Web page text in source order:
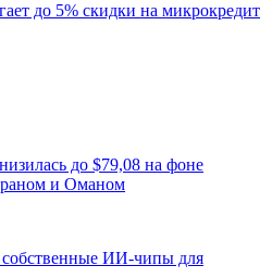
до 5% скидки на микрокредит
до $79,08 на фоне
и Оманом
собственные ИИ-чипы для